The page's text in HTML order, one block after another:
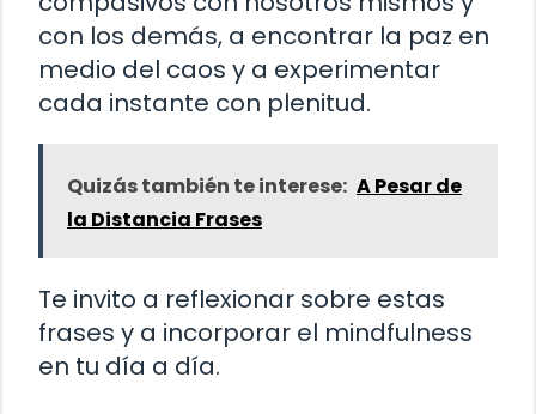
con los demás, a encontrar la paz en
medio del caos y a experimentar
cada instante con plenitud.
Quizás también te interese: A Pesar de
la Distancia Frases
Te invito a reflexionar sobre estas
frases y a incorporar el mindfulness
en tu día a día.